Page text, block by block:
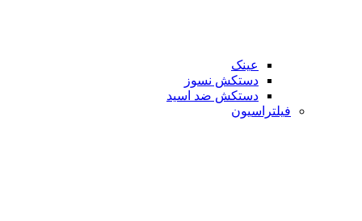
عینک
دستکش نسوز
دستکش ضد اسید
فیلتراسیون